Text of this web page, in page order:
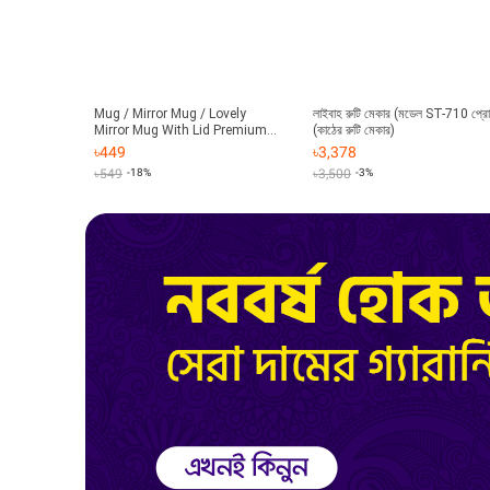
Mug / Mirror Mug / Lovely
Mirror Mug With Lid Premium
Quality - Coffee Mug
৳449
৳549 -18%
লাইবাহ রুটি মেকার (মডেল ST-710
(কাঠের রুটি মেকার)
৳3,378
৳3,500 -3%